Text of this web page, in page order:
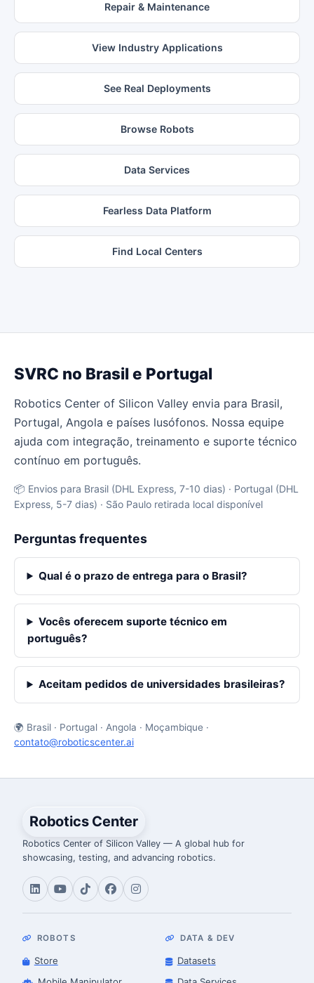
Repair & Maintenance
View Industry Applications
See Real Deployments
Browse Robots
Data Services
Fearless Data Platform
Find Local Centers
SVRC no Brasil e Portugal
Robotics Center of Silicon Valley envia para Brasil,
Portugal, Angola e países lusófonos. Nossa equipe
ajuda com integração, treinamento e suporte técnico
contínuo em português.
📦 Envios para Brasil (DHL Express, 7-10 dias) · Portugal (DHL
Express, 5-7 dias) · São Paulo retirada local disponível
Perguntas frequentes
Qual é o prazo de entrega para o Brasil?
Vocês oferecem suporte técnico em
português?
Aceitam pedidos de universidades brasileiras?
🌍 Brasil · Portugal · Angola · Moçambique ·
contato@roboticscenter.ai
Robotics Center
Robotics Center of Silicon Valley — A global hub for
showcasing, testing, and advancing robotics.
ROBOTS
Store
DATA & DEV
Datasets